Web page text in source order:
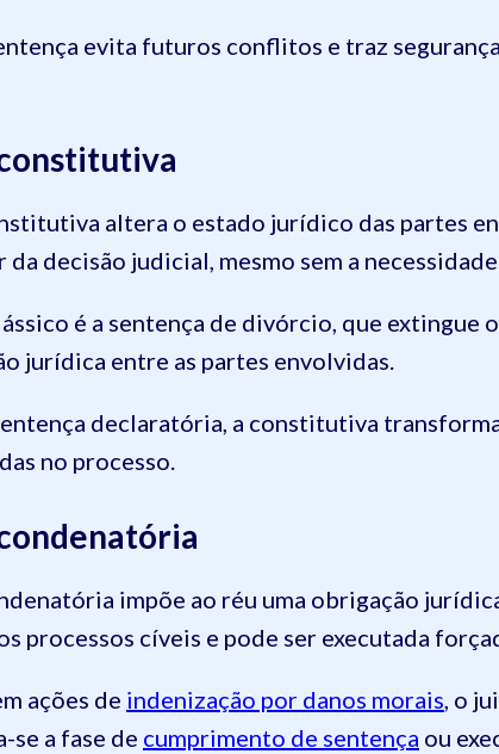
evita futuros conflitos e traz
altera o estado jurídico das partes
decisão judicial, mesmo sem a
é a sentença de divórcio, que
jurídica entre as partes envolvidas.
declaratória, a constitutiva
no processo.
impõe ao réu uma obrigação
processos cíveis e pode ser executada
ações de indenização por danos morais, o
a fase de cumprimento de sentença ou